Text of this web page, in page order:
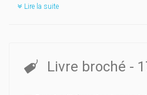
Lire la suite
Livre broché -